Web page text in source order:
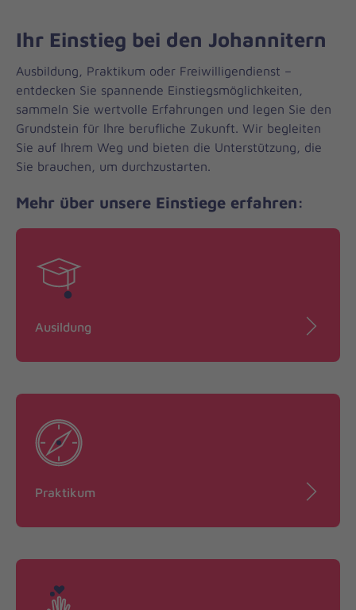
Ihr Einstieg bei den Johannitern
Ausbildung, Praktikum oder Freiwilligendienst –
entdecken Sie spannende Einstiegsmöglichkeiten,
sammeln Sie wertvolle Erfahrungen und legen Sie den
Grundstein für Ihre berufliche Zukunft. Wir begleiten
Sie auf Ihrem Weg und bieten die Unterstützung, die
Sie brauchen, um durchzustarten.
Mehr über unsere Einstiege erfahren:
Ausildung
Praktikum